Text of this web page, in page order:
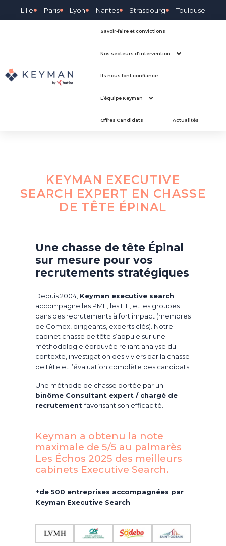
Lille Paris Lyon Nantes Strasbourg Toulouse
Savoir-faire et convictions
Nos secteurs d’intervention
Ils nous font confiance
L’équipe Keyman
Offres Candidats Actualités
KEYMAN EXECUTIVE
SEARCH EXPERT EN CHASSE
DE TÊTE ÉPINAL
Une chasse de tête Épinal
sur mesure pour vos
recrutements stratégiques
Depuis 2004, Keyman executive search
accompagne les PME, les ETI, et les groupes
dans des recrutements à fort impact (membres
de Comex, dirigeants, experts clés). Notre
cabinet chasse de tête s’appuie sur une
méthodologie éprouvée reliant analyse du
contexte, investigation des viviers par la chasse
de tête et l’évaluation complète des candidats.
Une méthode de chasse portée par un
binôme Consultant expert / chargé de
recrutementfavorisant son efficacité.
Keyman a obtenu la note
maximale de 5/5 au palmarès
Les Échos 2025 des meilleurs
cabinets Executive Search.​
+de 500 entreprises accompagnées par
Keyman Executive Search